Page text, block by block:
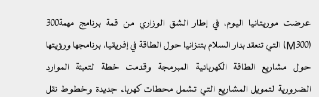
عرضت موريتانيا اليوم، في إطار الشق الوزاري من قمة برنامج مهمة300
(M300) التي تنعقد بدار السلام بتنزانيا حول الطاقة في إفريقيا، برنامجها ورؤيتها
حول مشاريع الطاقة الكهربائية المبرمجة وقدمت خطة لتعبئة الموارد
الضرورية لتمويل المشاريع التي تشمل محطات كهرباء جديدة وخطوط نقل